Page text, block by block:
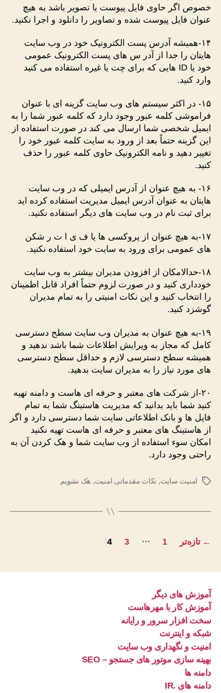
خصوص اگر حاوی فایل پیوست یا تصویر باشد به هیچ
عنوان فایل پیوست شده و تصاویر را دانلود و اجرا نکنید.
۱۴-همیشه آدرس پست الکترونیک خود در وب سایت
هایتان را جدا از آدر س های پست الکترونیک عمومی
خود یا ID هایی که برای چت یا غیره استفاده می کنید
وارد کنید.
۱۵- در اکثر سیستم های وب سایت گزینه ای با عنوان
فراموشی کلمه عبور وجود دارد که کلمه عبور شما را به
ایمیل شخصی شما ارسال می کند در صورت استفاده از
این گزینه حتماً بعد از ورود به سایت کلمه عبور خود را
تغییر دهید و نامه الکترونیک حاوی کلمه عبور را حذف
کنید.
۱۶- به هیچ عنوان از آدرس ایمیلی که در وب سایت
هایتان به عنوان آدرس ایمیل مدیریت استفاده کرده اید
برای ثبت نام در وب سایت های دیگر استفاده نکنید.
۱۷-به هیچ عنوان از پروکسی ها یا ف ی ا ت ر شکن
های عمومی برای ورود به سایت خود استفاده نکنید.
۱۸-حدالامکان از افزودن مدیران بیشتر به وب سایت
خودداری کنید و در صورت لزوم حتماً افراد قابل اطمینان
را انتخاب کنید و این نکات امنیتی را به تمام مدیران
گوشزد کنید.
۱۹-به هیچ عنوان به مدیران وب سایت سطح دسترسی
کامل که مجاز به ویرایش اطلاعات شما باشد ندهید و
همیشه سطح دسترسی لازم و حداقل سطح دسترسی
های مورد نیاز را به مدیران سایت بدهید.
۲۰-از شرکت های معتبر و حرفه ای هاست و دامنه تهیه
کنید شما باید بدانید که مدیریت هاستینگ شما به تمام
فایل ها و بانک اطلاعاتی سایت شما دسترسی دارد و اگر
از هاستینگ های معتبر و حرفه ای هاست تهیه نکنید
امکان سوء استفاده از وب سایت شما و هک کردن آن به
راحتی وجود دارد.
برچسب‌هاامنیت سایت, نکات مقدماتی امنیت, هک نشویم
راهبری
← تازه‌تر 1
…
3
4
آموزش های دیگر
آموزش کار با مهرهاست
سخت افزار سرور و رایانه
شبکه و اینترنت
امنیت و نگهداری وب سایت
بهینه سازی موتور های جستجو – SEO
دامنه ها
دامنه های .IR